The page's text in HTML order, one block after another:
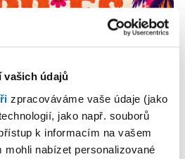
vašich údajů
zpracováváme vaše údaje (jako
jako např. souborů
k informacím na vašem
nabízet personalizované